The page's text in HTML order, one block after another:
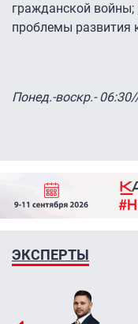
гражданской
проблемы развития
Понед.-воскр.-
ЭКСПЕРТЫ